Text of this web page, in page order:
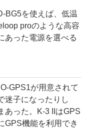
BG5を使えば、低温
proのような高容
あった電源を選べる
GPS1が用意されて
迷子になったりし
あった。K-3 IIはGPS
GPS機能を利用でき